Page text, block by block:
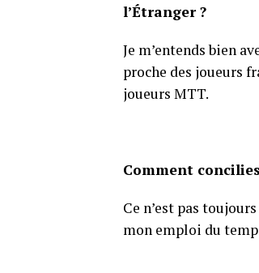
l’Étranger ?
Je m’entends bien
proche des joueurs
joueurs MTT.
Comment
Ce n’est pas
mon emploi du